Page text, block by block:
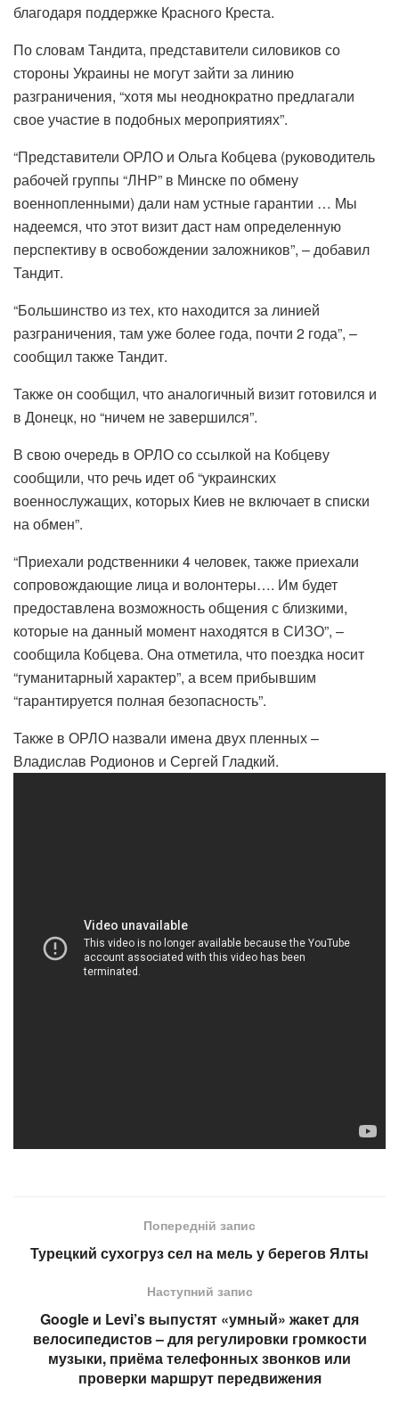
благодаря поддержке Красного Креста.
По словам Тандита, представители силовиков со
стороны Украины не могут зайти за линию
разграничения, “хотя мы неоднократно предлагали
свое участие в подобных мероприятиях”.
“Представители ОРЛО и Ольга Кобцева (руководитель
рабочей группы “ЛНР” в Минске по обмену
военнопленными) дали нам устные гарантии … Мы
надеемся, что этот визит даст нам определенную
перспективу в освобождении заложников”, – добавил
Тандит.
“Большинство из тех, кто находится за линией
разграничения, там уже более года, почти 2 года”, –
сообщил также Тандит.
Также он сообщил, что аналогичный визит готовился и
в Донецк, но “ничем не завершился”.
В свою очередь в ОРЛО со ссылкой на Кобцеву
сообщили, что речь идет об “украинских
военнослужащих, которых Киев не включает в списки
на обмен”.
“Приехали родственники 4 человек, также приехали
сопровождающие лица и волонтеры…. Им будет
предоставлена возможность общения с близкими,
которые на данный момент находятся в СИЗО”, –
сообщила Кобцева. Она отметила, что поездка носит
“гуманитарный характер”, а всем прибывшим
“гарантируется полная безопасность”.
Также в ОРЛО назвали имена двух пленных –
Владислав Родионов и Сергей Гладкий.
Попередній запис
Турецкий сухогруз сел на мель у берегов Ялты
Наступний запис
Google и Levi’s выпустят «умный» жакет для
велосипедистов – для регулировки громкости
музыки, приёма телефонных звонков или
проверки маршрут передвижения